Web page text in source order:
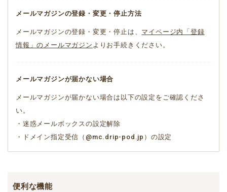
メールマガジンの登録・変更・停止方法
メールマガジンの登録・変更・停止は、 マイページ内「登録
情報」のメールマガジン よりお手続きください。
メールマガジンが届かない場合
メールマガジンが届かない場合は以下の設定をご確認くださ
い。
・迷惑メールボックスの設定解除
・ドメイン指定受信（@mc.drip-pod.jp）の設定
便利な機能